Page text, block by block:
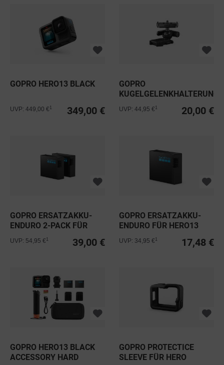
GOPRO HERO13 BLACK
349,00 €
UVP: 449,00 €
GOPRO
KUGELGELENKHALTERUNG
20,00 €
UVP: 44,95 €
GOPRO ERSATZAKKU-
ENDURO 2-PACK FÜR
HERO13 BLACK
39,00 €
UVP: 54,95 €
GOPRO ERSATZAKKU-
ENDURO FÜR HERO13
17,48 €
UVP: 34,95 €
GOPRO HERO13 BLACK
ACCESSORY HARD
GOPRO PROTECTICE
SLEEVE FÜR HERO